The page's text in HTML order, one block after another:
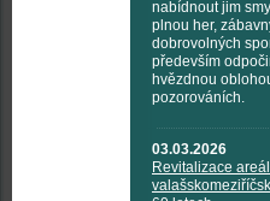
nabídnout jim
plnou her,
dobrovolných
především
hvězdnou
pozorováních.
03.03.2026
Revitalizace